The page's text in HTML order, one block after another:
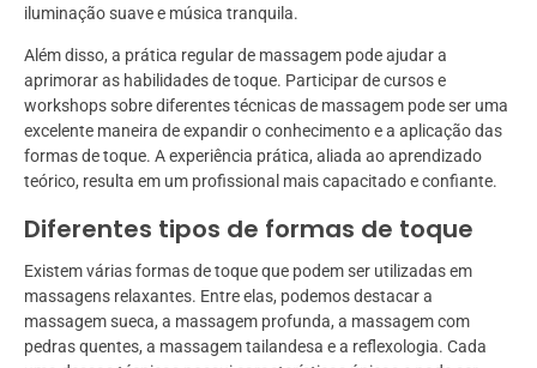
iluminação suave e música tranquila.
Além disso, a prática regular de massagem pode ajudar a
aprimorar as habilidades de toque. Participar de cursos e
workshops sobre diferentes técnicas de massagem pode ser uma
excelente maneira de expandir o conhecimento e a aplicação das
formas de toque. A experiência prática, aliada ao aprendizado
teórico, resulta em um profissional mais capacitado e confiante.
Diferentes tipos de formas de toque
Existem várias formas de toque que podem ser utilizadas em
massagens relaxantes. Entre elas, podemos destacar a
massagem sueca, a massagem profunda, a massagem com
pedras quentes, a massagem tailandesa e a reflexologia. Cada